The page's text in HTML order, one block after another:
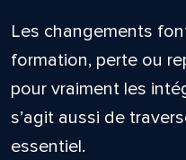
Les changements
formation, perte ou
pour vraiment les
s’agit aussi de
essentiel.